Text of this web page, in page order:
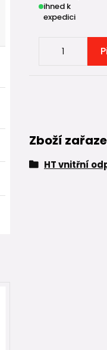
ihned k
expedici
Zboží
HT vnitřní